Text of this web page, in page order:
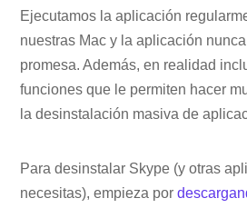
Ejecutamos la aplicación
nuestras Mac y la aplicación
promesa. Además, en realidad
funciones que le permiten hacer
la desinstalación masiva de
Para desinstalar Skype (y otras
necesitas), empieza por